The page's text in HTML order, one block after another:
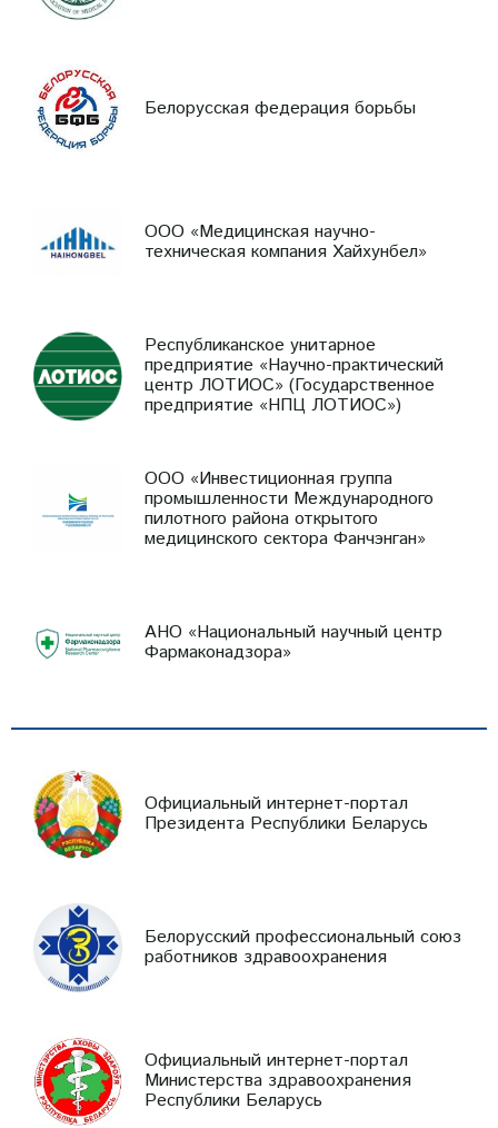
Белорусская федерация борьбы
ООО «Медицинская научно-
техническая компания Хайхунбел»
Республиканское унитарное
предприятие «Научно-практический
центр ЛОТИОС» (Государственное
предприятие «НПЦ ЛОТИОС»)
ООО «Инвестиционная группа
промышленности Международного
пилотного района открытого
медицинского сектора Фанчэнган»
АНО «Национальный научный центр
Фармаконадзора»
Официальный интернет-портал
Президента Республики Беларусь
Белорусский профессиональный союз
работников здравоохранения
Официальный интернет-портал
Министерства здравоохранения
Республики Беларусь